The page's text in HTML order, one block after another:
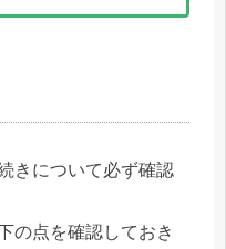
きについて必ず確認
の点を確認しておき